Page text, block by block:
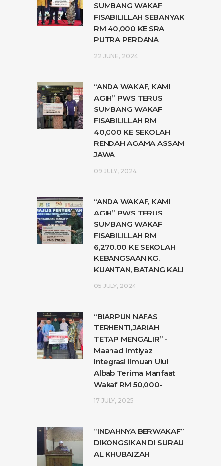
SUMBANG WAKAF
FISABILILLAH SEBANYAK
RM 40,000 KE SRA
PUTRA PERDANA
22 JUNE, 2024
“ANDA WAKAF, KAMI
AGIH” PWS TERUS
SUMBANG WAKAF
FISABILILLAH RM
40,000 KE SEKOLAH
RENDAH AGAMA ASSAM
JAWA
09 JULY, 2024
“ANDA WAKAF, KAMI
AGIH” PWS TERUS
SUMBANG WAKAF
FISABILILLAH RM
6,270.00 KE SEKOLAH
KEBANGSAAN KG.
KUANTAN, BATANG KALI
05 JULY, 2024
“BIARPUN NAFAS
TERHENTI,JARIAH
TETAP MENGALIR” -
Maahad Imtiyaz
Integrasi Ilmuan Ulul
Albab Terima Manfaat
Wakaf RM 50,000-
17 JULY, 2025
“INDAHNYA BERWAKAF”
DIKONGSIKAN DI SURAU
AL KHUBAIZAH